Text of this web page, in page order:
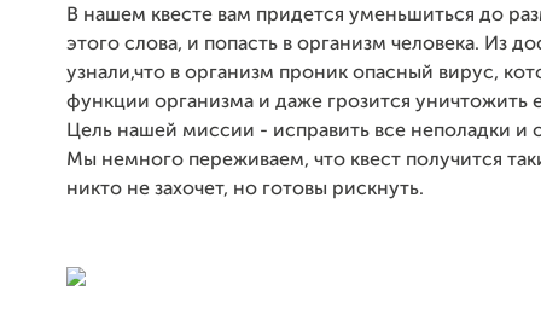
В нашем квесте вам придется уменьшиться до
этого слова, и попасть в организм человека. Из
узнали,что в организм проник опасный вирус,
функции организма и даже грозится уничтожить
Цель нашей миссии - исправить все неполадки и
Мы немного переживаем, что квест получится
никто не захочет, но готовы рискнуть.